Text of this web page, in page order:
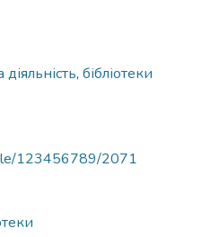
, бібліотеки
123456789/2071